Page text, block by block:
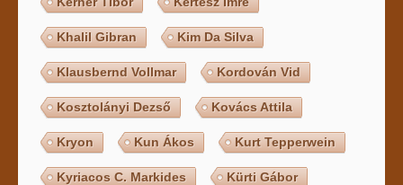
Khalil Gibran Kim Da Silva
Klausbernd Vollmar Kordován Vid
Kosztolányi Dezső Kovács Attila
Kryon Kun Ákos Kurt Tepperwein
Kyriacos C. Markides Kürti Gábor